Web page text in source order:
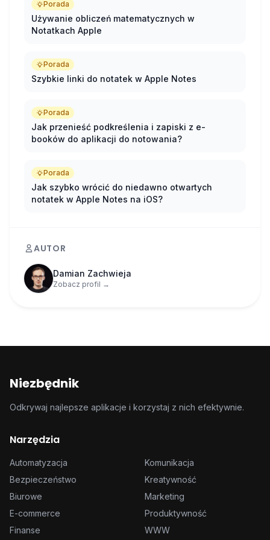
narzędzia do notowania
Cenią sobie synchronizację między
Nie wymagają bardzo zaawansowanych
funkcji
Jeśli dopiero zaczynasz przygodę z
cyfrowym notowaniem i masz urządzenia
od Notes - może się okazać, że nie
potrzebujesz niczego więcej.
Porada
Używanie obliczeń matematycznych w
Notatkach Apple
Porada
Szybkie linki do notatek w Apple Notes
Porada
Jak przenieść podkreślenia i zapiski z e-
booków do aplikacji do notowania?
Porada
Jak szybko wrócić do niedawno otwartych
notatek w Apple Notes na iOS?
AUTOR
Damian Zachwieja
Zobacz profil →
Niezbędnik
Odkrywaj najlepsze aplikacje i korzystaj z nich efektywnie.
Narzędzia
Automatyzacja
Bezpieczeństwo
Biurowe
E-commerce
Finanse
Komunikacja
Kreatywność
Marketing
Produktywność
WWW